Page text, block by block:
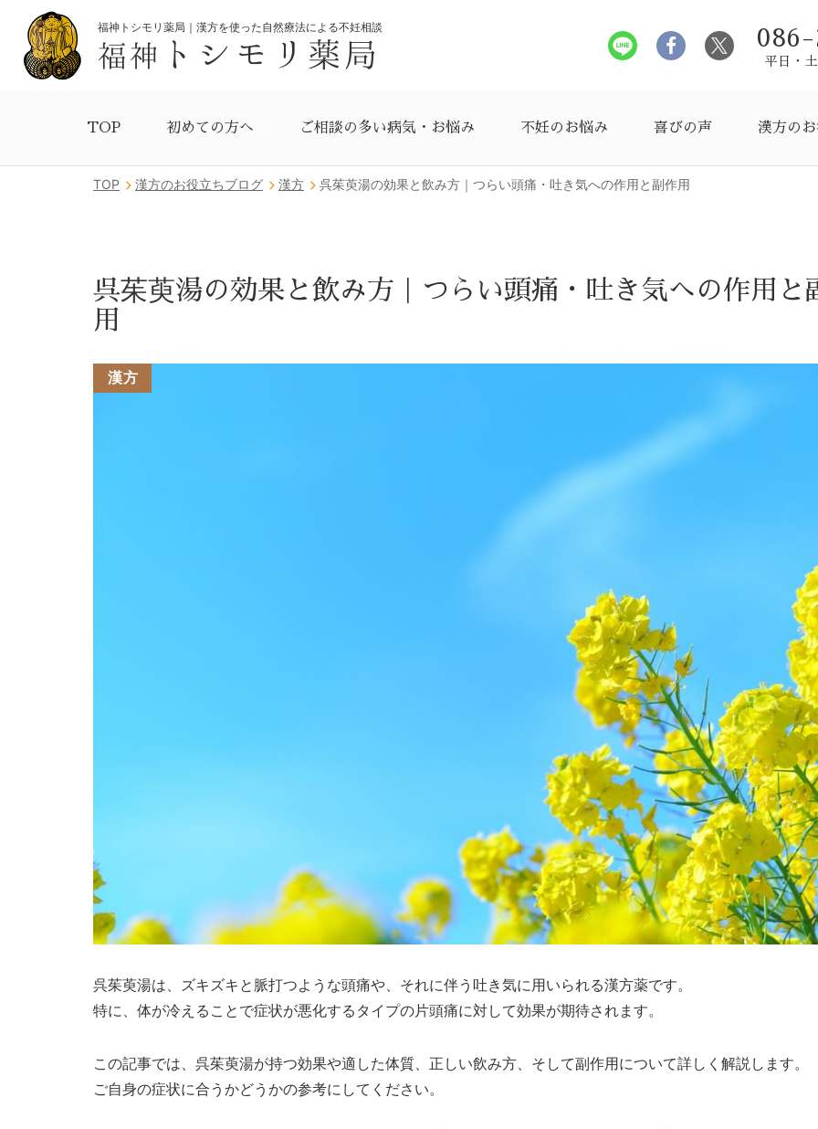
福神トシモリ薬局｜漢方を使った自然療法による不妊相談
福神 トシモリ薬局 平日・
TOP 初めての方へ ご相談の多い病気・お悩み 不妊のお悩み 喜びの声 漢方の
TOP 漢方のお役立ちブログ 漢方 呉茱萸湯の効果と飲み方｜つらい頭痛・吐き気への作用と副作用
呉茱萸湯の効果と飲み方｜つらい頭痛・吐き気への作用と
用
漢方
呉茱萸湯は、ズキズキと脈打つような頭痛や、それに伴う吐き気に用いられる漢方薬です。
特に、体が冷えることで症状が悪化するタイプの片頭痛に対して効果が期待されます。
この記事では、呉茱萸湯が持つ効果や適した体質、正しい飲み方、そして副作用について詳しく解説します。
ご自身の症状に合うかどうかの参考にしてください。